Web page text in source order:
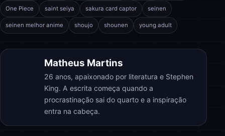
One Piece saint seiya sakura card captor seinen
seinen melhor anime shoujo shounen young adult
Matheus Martins
26 anos, apaixonado por literatura e Stephen
King. A escrita começa quando a
procrastinação sai do quarto e a inspiração
entra na cabeça.